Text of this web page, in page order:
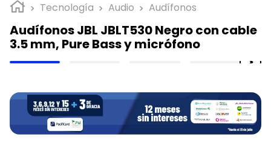
Tecnología Audio Audífonos
Audífonos JBL JBLT530 Negro con cable
3.5 mm, Pure Bass y micrófono